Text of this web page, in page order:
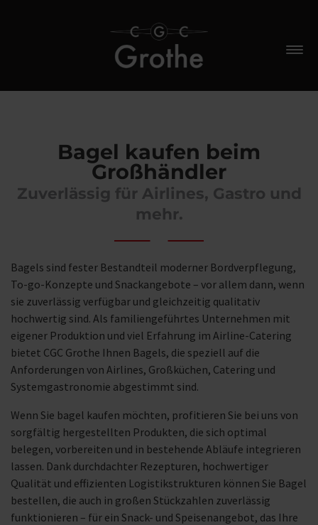
Bagel kaufen beim
Großhändler
Zuverlässig für Airlines, Gastro und
mehr.
Bagels sind fester Bestandteil moderner Bordverpflegung,
To-go-Konzepte und Snackangebote – vor allem dann, wenn
sie zuverlässig verfügbar und gleichzeitig qualitativ
hochwertig sind. Als familiengeführtes Unternehmen mit
eigener Produktion und viel Erfahrung im Airline-Catering
bietet CGC Grothe Ihnen Bagels, die speziell auf die
Anforderungen von Airlines, Großküchen, Catering und
Systemgastronomie abgestimmt sind.
Wenn Sie bagel kaufen möchten, profitieren Sie bei uns von
sorgfältig hergestellten Produkten, die sich optimal
belegen, vorbereiten und in bestehende Abläufe integrieren
lassen. Dank durchdachter Rezepturen, hochwertiger
Qualität und effizienten Logistikstrukturen können Sie Bagel
bestellen, die auch in großen Stückzahlen zuverlässig
funktionieren – für ein Snack- und Speisenangebot, das Ihre